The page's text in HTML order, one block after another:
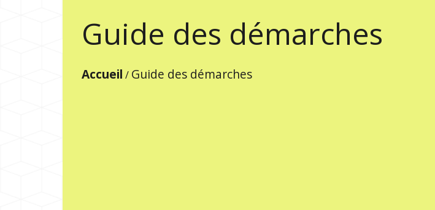
Guide des démarches
Accueil / Guide des démarches